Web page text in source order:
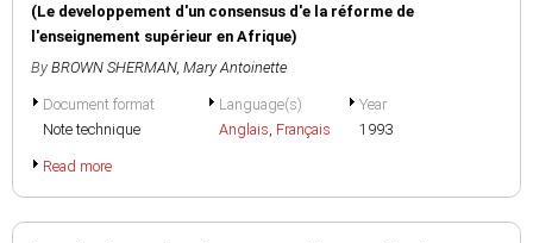
(Le developpement d'un consensus d'e la réforme de
l'enseignement supérieur en Afrique)
By BROWN SHERMAN, Mary Antoinette
Document format
Note technique
Language(s)
Anglais, Français
Year
1993
Read more